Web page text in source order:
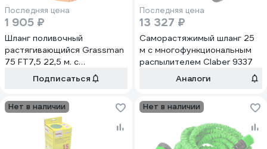
Последняя цена
1 905 ₽
Шланг поливочный
растягивающийся Grassman
75 FT7,5 22,5 м. с
пистолетом, адаптером,
соединителем (1/12) 019623
Подписаться
Последняя цена
13 327 ₽
Саморастяжимый шланг 25
м с многофункциональным
распылителем Claber 9337
Аналоги
Нет в наличии Нет в наличии